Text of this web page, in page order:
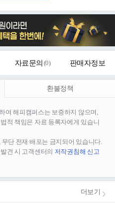
자료문의 (0) 판매자정보
환불정책
여 해피캠퍼스는 보증하지 않으며,
적 책임은 자료 등록자에게 있습니
단 전재∙배포는 금지되어 있습니다.
견 시 고객센터의 저작권침해 신고
더보기